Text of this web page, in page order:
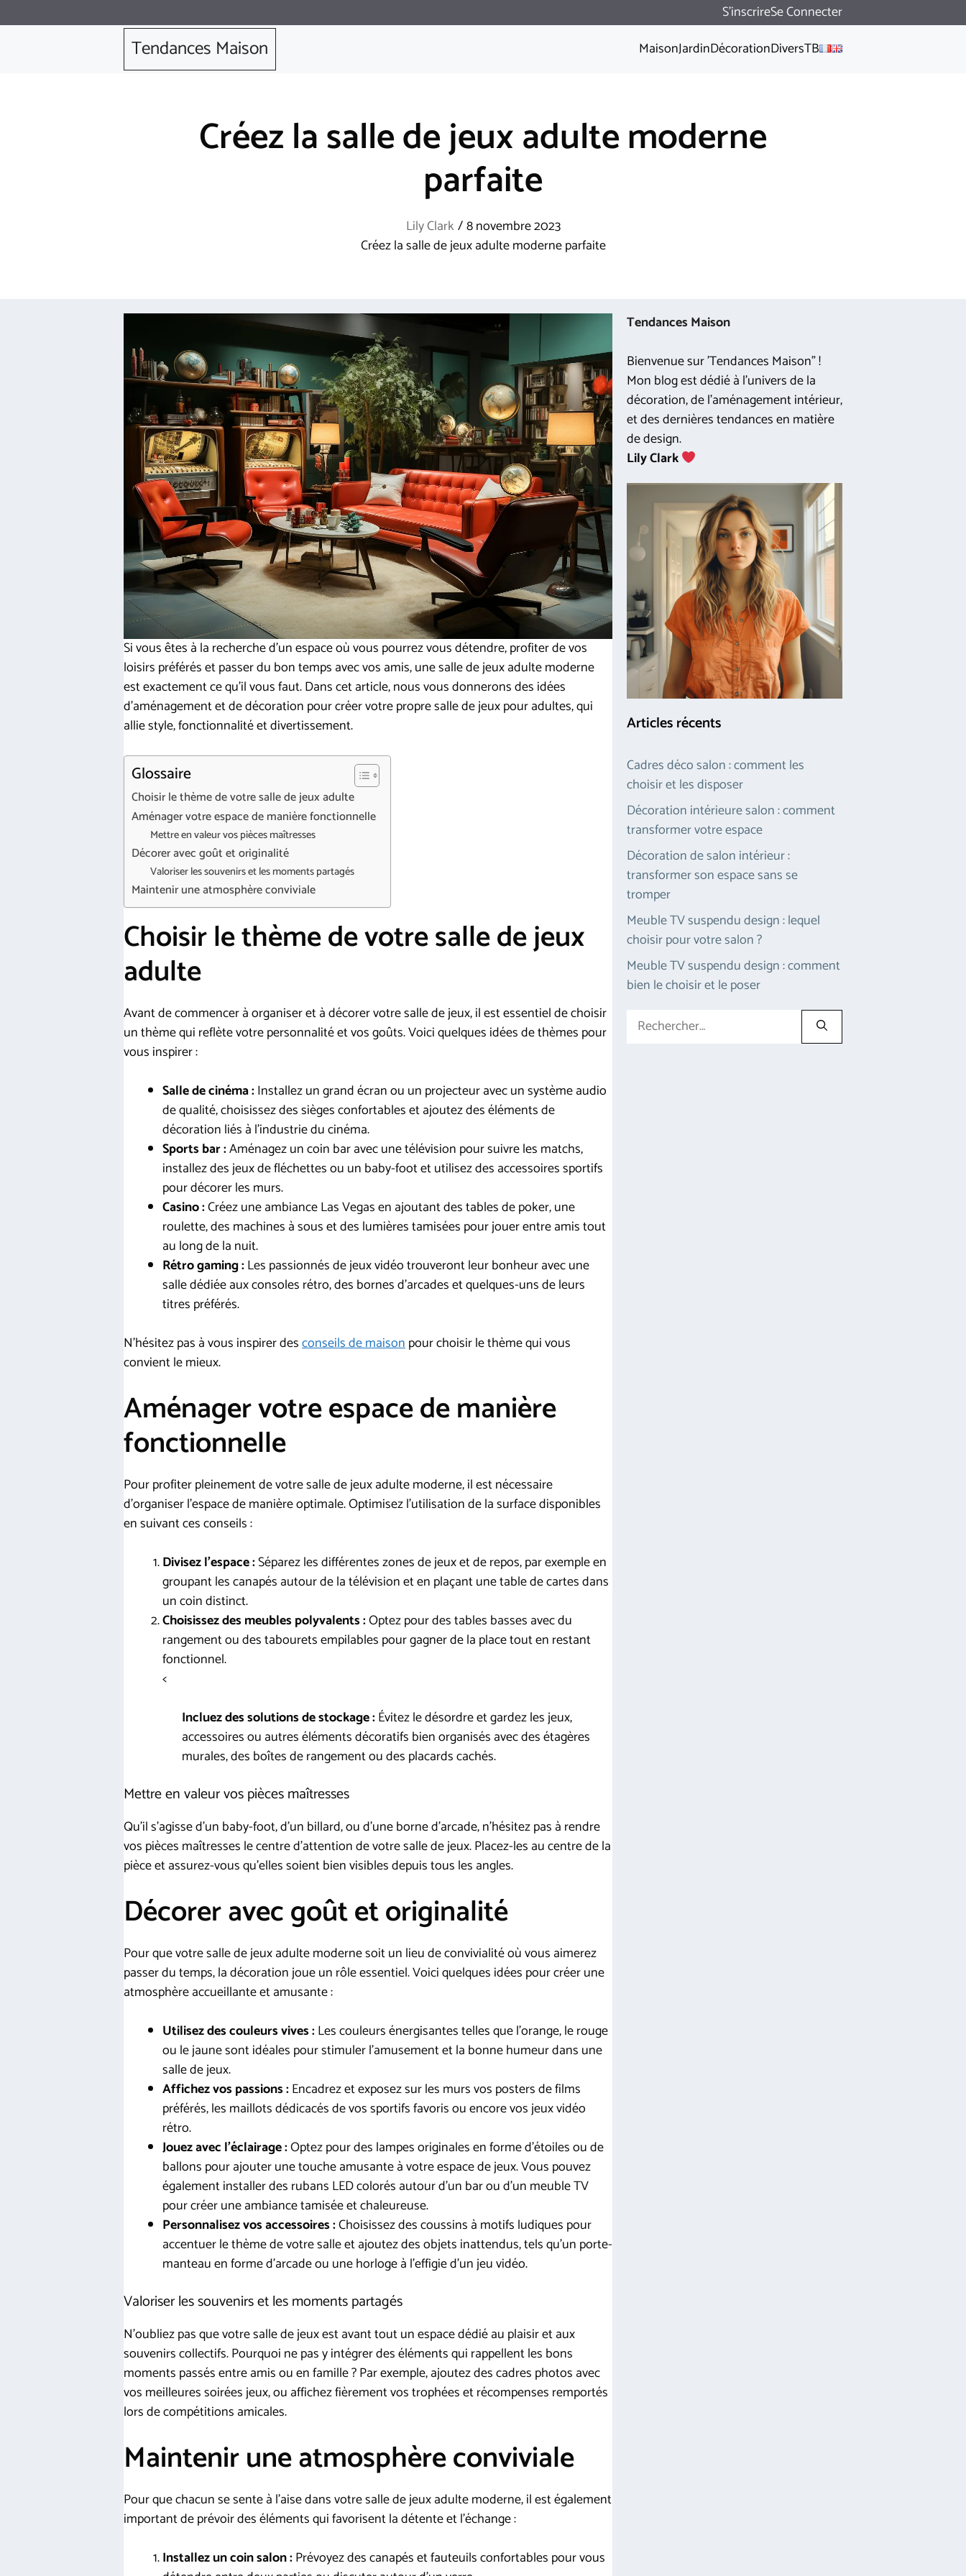
au
S'inscrireSe Connecter
Tendances Maison MaisonJardinDécorationDiversTB
Créez la salle de jeux adulte moderne
parfaite
Lily Clark/8 novembre 2023
Créez la salle de jeux adulte moderne parfaite
Si vous êtes à la recherche d’un espace où vous pourrez vous détendre, profiter de vos
loisirs préférés et passer du bon temps avec vos amis, une salle de jeux adulte moderne
est exactement ce qu’il vous faut. Dans cet article, nous vous donnerons des idées
d’aménagement et de décoration pour créer votre propre salle de jeux pour adultes, qui
allie style, fonctionnalité et divertissement.
Glossaire
Choisir le thème de votre salle de jeux adulte
Aménager votre espace de manière fonctionnelle
Mettre en valeur vos pièces maîtresses
Décorer avec goût et originalité
Valoriser les souvenirs et les moments partagés
Maintenir une atmosphère conviviale
Choisir le thème de votre salle de jeux
adulte
Avant de commencer à organiser et à décorer votre salle de jeux, il est essentiel de choisir
un thème qui reflète votre personnalité et vos goûts. Voici quelques idées de thèmes pour
vous inspirer :
Salle de cinéma :Installez un grand écran ou un projecteur avec un système audio
de qualité, choisissez des sièges confortables et ajoutez des éléments de
décoration liés à l’industrie du cinéma.
Sports bar :Aménagez un coin bar avec une télévision pour suivre les matchs,
installez des jeux de fléchettes ou un baby-foot et utilisez des accessoires sportifs
pour décorer les murs.
Casino :Créez une ambiance Las Vegas en ajoutant des tables de poker, une
roulette, des machines à sous et des lumières tamisées pour jouer entre amis tout
au long de la nuit.
Rétro gaming :Les passionnés de jeux vidéo trouveront leur bonheur avec une
salle dédiée aux consoles rétro, des bornes d’arcades et quelques-uns de leurs
titres préférés.
N’hésitez pas à vous inspirer desconseils de maisonpour choisir le thème qui vous
convient le mieux.
Aménager votre espace de manière
fonctionnelle
Pour profiter pleinement de votre salle de jeux adulte moderne, il est nécessaire
d’organiser l’espace de manière optimale. Optimisez l’utilisation de la surface disponibles
en suivant ces conseils :
Divisez l’espace :Séparez les différentes zones de jeux et de repos, par exemple en
groupant les canapés autour de la télévision et en plaçant une table de cartes dans
un coin distinct.
Choisissez des meubles polyvalents :Optez pour des tables basses avec du
rangement ou des tabourets empilables pour gagner de la place tout en restant
fonctionnel.
<
Incluez des solutions de stockage :Évitez le désordre et gardez les jeux,
accessoires ou autres éléments décoratifs bien organisés avec des étagères
murales, des boîtes de rangement ou des placards cachés.
Mettre en valeur vos pièces maîtresses
Qu’il s’agisse d’un baby-foot, d’un billard, ou d’une borne d’arcade, n’hésitez pas à rendre
vos pièces maîtresses le centre d’attention de votre salle de jeux. Placez-les au centre de la
pièce et assurez-vous qu’elles soient bien visibles depuis tous les angles.
Décorer avec goût et originalité
Pour que votre salle de jeux adulte moderne soit un lieu de convivialité où vous aimerez
passer du temps, la décoration joue un rôle essentiel. Voici quelques idées pour créer une
atmosphère accueillante et amusante :
Utilisez des couleurs vives :Les couleurs énergisantes telles que l’orange, le rouge
ou le jaune sont idéales pour stimuler l’amusement et la bonne humeur dans une
salle de jeux.
Affichez vos passions :Encadrez et exposez sur les murs vos posters de films
préférés, les maillots dédicacés de vos sportifs favoris ou encore vos jeux vidéo
rétro.
Jouez avec l’éclairage :Optez pour des lampes originales en forme d’étoiles ou de
ballons pour ajouter une touche amusante à votre espace de jeux. Vous pouvez
également installer des rubans LED colorés autour d’un bar ou d’un meuble TV
pour créer une ambiance tamisée et chaleureuse.
Personnalisez vos accessoires :Choisissez des coussins à motifs ludiques pour
accentuer le thème de votre salle et ajoutez des objets inattendus, tels qu’un porte-
manteau en forme d’arcade ou une horloge à l’effigie d’un jeu vidéo.
Valoriser les souvenirs et les moments partagés
N’oubliez pas que votre salle de jeux est avant tout un espace dédié au plaisir et aux
souvenirs collectifs. Pourquoi ne pas y intégrer des éléments qui rappellent les bons
moments passés entre amis ou en famille ? Par exemple, ajoutez des cadres photos avec
vos meilleures soirées jeux, ou affichez fièrement vos trophées et récompenses remportés
lors de compétitions amicales.
Maintenir une atmosphère conviviale
Pour que chacun se sente à l’aise dans votre salle de jeux adulte moderne, il est également
important de prévoir des éléments qui favorisent la détente et l’échange :
Installez un coin salon :Prévoyez des canapés et fauteuils confortables pour vous
Tendances Maison
Bienvenue sur 'Tendances Maison" !
Mon blog est dédié à l'univers de la
décoration, de l'aménagement intérieur,
et des dernières tendances en matière
de design.
Lily Clark
Articles récents
Cadres déco salon : comment les
choisir et les disposer
Décoration intérieure salon : comment
transformer votre espace
Décoration de salon intérieur :
transformer son espace sans se
tromper
Meuble TV suspendu design : lequel
choisir pour votre salon ?
Meuble TV suspendu design : comment
bien le choisir et le poser
Rechercher :